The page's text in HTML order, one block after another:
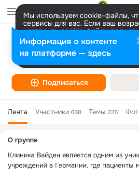
Мы используем cookie-файлы,
сервисы для вас. Если ваш
настроить cookie-файлы
представитель. Больше
Разрешить все Настроить
Лечение в Германии -
Медицинский центр
Подписаться
Лента Участники 688 Темы 226
колонка
О группе
Клиника Вайден является одним из
учреждений в Германии, где пациенты
Информация о контенте
на платформе — здесь